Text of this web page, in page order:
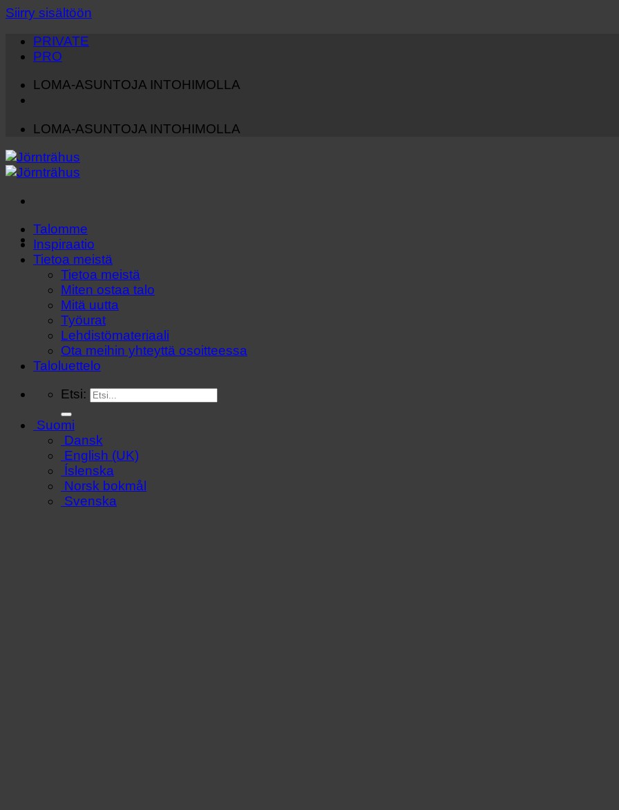
Siirry sisältöön
PRIVATE
PRO
LOMA-ASUNTOJA INTOHIMOLLA
LOMA-ASUNTOJA INTOHIMOLLA
Talomme
Inspiraatio
Tietoa meistä
Tietoa meistä
Miten ostaa talo
Mitä uutta
Työurat
Lehdistömateriaali
Ota meihin yhteyttä osoitteessa
Taloluettelo
Etsi:
Suomi
Dansk
English (UK)
Íslenska
Norsk bokmål
Svenska